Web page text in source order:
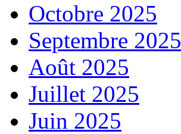
Octobre 2025
Septembre 2025
Août 2025
Juillet 2025
Juin 2025